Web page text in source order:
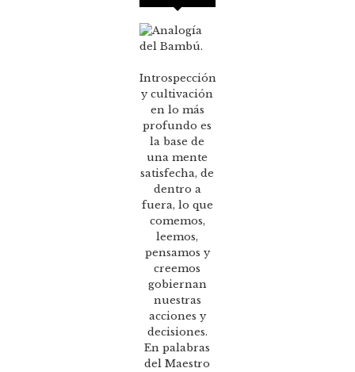
Introspección
y cultivación
en lo más
profundo es
la base de
una mente
satisfecha, de
dentro a
fuera, lo que
comemos,
leemos,
pensamos y
creemos
gobiernan
nuestras
acciones y
decisiones.
En palabras
del Maestro